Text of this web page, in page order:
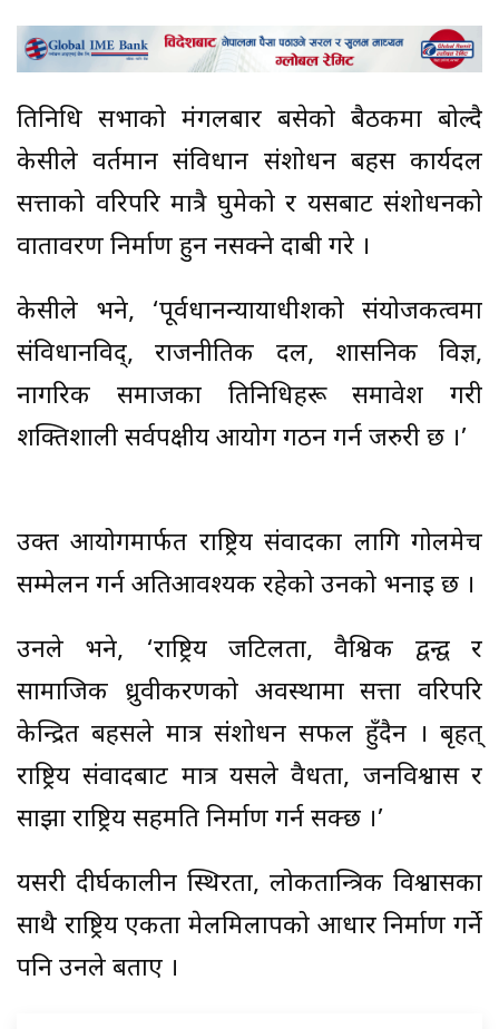
प्रतिनिधि सभाको मंगलबार बसेको बैठकमा बोल्दै
केसीले वर्तमान संविधान संशोधन बहस कार्यदल
सत्ताको वरिपरि मात्रै घुमेको र यसबाट संशोधनको
वातावरण निर्माण हुन नसक्ने दाबी गरे ।
केसीले भने, ‘पूर्वप्रधानन्यायाधीशको संयोजकत्वमा
संविधानविद्, राजनीतिक दल, प्रशासनिक विज्ञ,
नागरिक समाजका प्रतिनिधिहरू समावेश गरी
शक्तिशाली सर्वपक्षीय आयोग गठन गर्न जरुरी छ ।’
उक्त आयोगमार्फत राष्ट्रिय संवादका लागि गोलमेच
सम्मेलन गर्न अतिआवश्यक रहेको उनको भनाइ छ ।
उनले भने, ‘राष्ट्रिय जटिलता, वैश्विक द्वन्द्व र
सामाजिक ध्रुवीकरणको अवस्थामा सत्ता वरिपरि
केन्द्रित बहसले मात्र संशोधन सफल हुँदैन । बृहत्
राष्ट्रिय संवादबाट मात्र यसले वैधता, जनविश्वास र
साझा राष्ट्रिय सहमति निर्माण गर्न सक्छ ।’
यसरी दीर्घकालीन स्थिरता, लोकतान्त्रिक विश्वासका
साथै राष्ट्रिय एकता मेलमिलापको आधार निर्माण गर्ने
पनि उनले बताए ।